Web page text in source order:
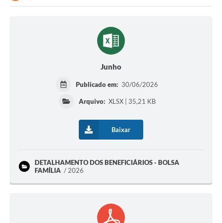
Junho
Publicado em: 30/06/2026
Arquivo: XLSX | 35,21 KB
Baixar
DETALHAMENTO DOS BENEFICIÁRIOS - BOLSA
FAMÍLIA
2026